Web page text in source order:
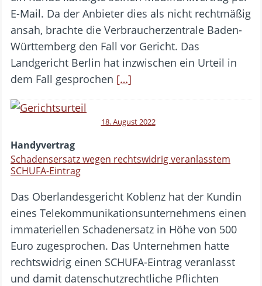
E-Mail. Da der Anbieter dies als nicht rechtmäßig
ansah, brachte die Verbraucherzentrale Baden-
Württemberg den Fall vor Gericht. Das
Landgericht Berlin hat inzwischen ein Urteil in
dem Fall gesprochen […]
18. August 2022
Handyvertrag
Schadensersatz wegen rechtswidrig veranlasstem
SCHUFA-Eintrag
Das Oberlandesgericht Koblenz hat der Kundin
eines Telekommunikationsunternehmens einen
immateriellen Schadenersatz in Höhe von 500
Euro zugesprochen. Das Unternehmen hatte
rechtswidrig einen SCHUFA-Eintrag veranlasst
und damit datenschutzrechtliche Pflichten